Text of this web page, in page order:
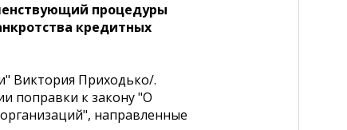
процедуры
кредитных
Виктория Приходько/.
поправки к закону "О
направленные